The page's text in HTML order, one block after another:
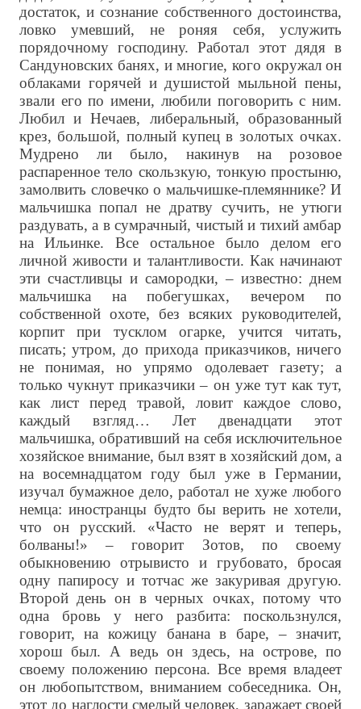
достаток, и сознание собственного достоинства,
ловко умевший, не роняя себя, услужить
порядочному господину. Работал этот дядя в
Сандуновских банях, и многие, кого окружал он
облаками горячей и душистой мыльной пены,
звали его по имени, любили поговорить с ним.
Любил и Нечаев, либеральный, образованный
крез, большой, полный купец в золотых очках.
Мудрено ли было, накинув на розовое
распаренное тело скользкую, тонкую простыню,
замолвить словечко о мальчишке-племяннике? И
мальчишка попал не дратву сучить, не утюги
раздувать, а в сумрачный, чистый и тихий амбар
на Ильинке. Все остальное было делом его
личной живости и талантливости. Как начинают
эти счастливцы и самородки, – известно: днем
мальчишка на побегушках, вечером по
собственной охоте, без всяких руководителей,
корпит при тусклом огарке, учится читать,
писать; утром, до прихода приказчиков, ничего
не понимая, но упрямо одолевает газету; а
только чукнут приказчики – он уже тут как тут,
как лист перед травой, ловит каждое слово,
каждый взгляд… Лет двенадцати этот
мальчишка, обративший на себя исключительное
хозяйское внимание, был взят в хозяйский дом, а
на восемнадцатом году был уже в Германии,
изучал бумажное дело, работал не хуже любого
немца: иностранцы будто бы верить не хотели,
что он русский. «Часто не верят и теперь,
болваны!» – говорит Зотов, по своему
обыкновению отрывисто и грубовато, бросая
одну папиросу и тотчас же закуривая другую.
Второй день он в черных очках, потому что
одна бровь у него разбита: поскользнулся,
говорит, на кожицу банана в баре, – значит,
хорош был. А ведь он здесь, на острове, по
своему положению персона. Все время владеет
он любопытством, вниманием собеседника. Он,
этот до наглости смелый человек, заражает своей